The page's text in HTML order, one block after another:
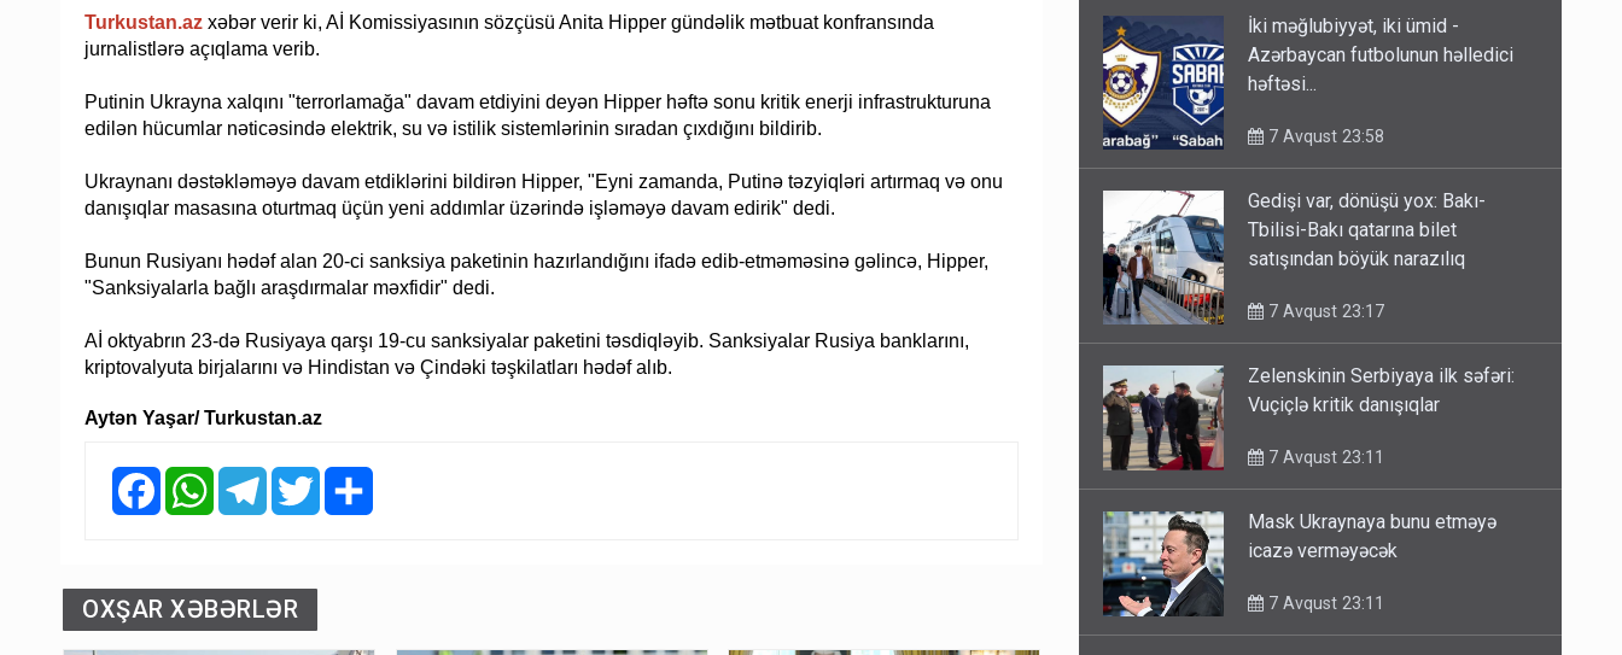
Turkustan.az xəbər verir ki, Aİ Komissiyasının sözçüsü Anita Hipper gündəlik mətbuat konfransında
jurnalistlərə açıqlama verib.
Putinin Ukrayna xalqını "terrorlamağa" davam etdiyini deyən Hipper həftə sonu kritik enerji infrastrukturuna
edilən hücumlar nəticəsində elektrik, su və istilik sistemlərinin sıradan çıxdığını bildirib.
Ukraynanı dəstəkləməyə davam etdiklərini bildirən Hipper, "Eyni zamanda, Putinə təzyiqləri artırmaq və onu
danışıqlar masasına oturtmaq üçün yeni addımlar üzərində işləməyə davam edirik" dedi.
Bunun Rusiyanı hədəf alan 20-ci sanksiya paketinin hazırlandığını ifadə edib-etməməsinə gəlincə, Hipper,
"Sanksiyalarla bağlı araşdırmalar məxfidir" dedi.
Aİ oktyabrın 23-də Rusiyaya qarşı 19-cu sanksiyalar paketini təsdiqləyib. Sanksiyalar Rusiya banklarını,
kriptovalyuta birjalarını və Hindistan və Çindəki təşkilatları hədəf alıb.
Aytən Yaşar/ Turkustan.az
FacebookWhatsAppTelegramTwitter
OXŞAR XƏBƏRLƏR
Media və Yayım Şurasına əlavə
7 Avqust 13:24
İki məğlubiyyət, iki ümid -
Azərbaycan futbolunun həlledici
həftəsi...
7 Avqust 23:58
Gedişi var, dönüşü yox: Bakı-
Tbilisi-Bakı qatarına bilet
satışından böyük narazılıq
7 Avqust 23:17
Zelenskinin Serbiyaya ilk səfəri:
Vuçiçlə kritik danışıqlar
7 Avqust 23:11
Mask Ukraynaya bunu etməyə
icazə verməyəcək
7 Avqust 23:11